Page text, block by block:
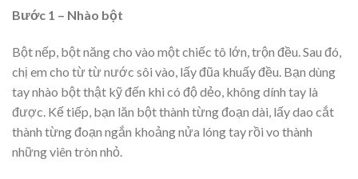
Bước 1 – Nhào bột
Bột nếp, bột năng cho vào một chiếc tô lớn, trộn đều. Sau đó,
chị em cho từ từ nước sôi vào, lấy đũa khuấy đều. Bạn dùng
tay nhào bột thật kỹ đến khi có độ dẻo, không dính tay là
được. Kế tiếp, bạn lăn bột thành từng đoạn dài, lấy dao cắt
thành từng đoạn ngắn khoảng nửa lóng tay rồi vo thành
những viên tròn nhỏ.